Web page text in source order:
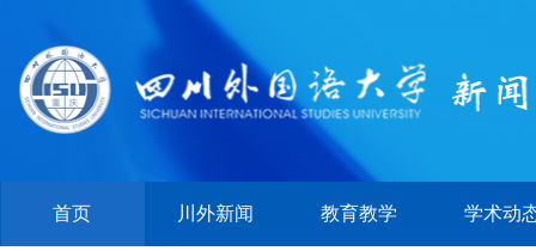
首页 川外新闻 教育教学 学术动